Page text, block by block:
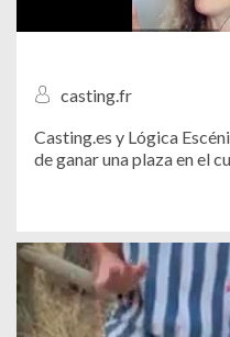
casting.fr
Casting.es y Lógica
de ganar una plaza en el